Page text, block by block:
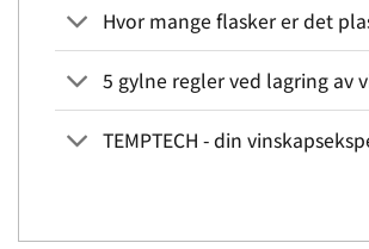
Hvor mange flasker er det
5 gylne regler ved lagring av
TEMPTECH - din